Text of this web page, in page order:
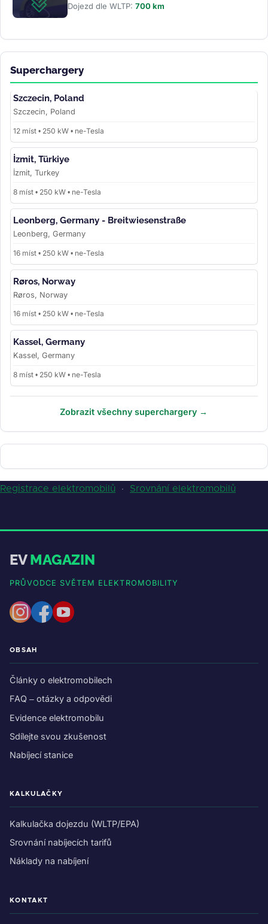
Dojezd dle WLTP: 700 km
Superchargery
Szczecin, Poland
Szczecin, Poland
12 míst • 250 kW • ne-Tesla
İzmit, Türkiye
İzmit, Turkey
8 míst • 250 kW • ne-Tesla
Leonberg, Germany - Breitwiesenstraße
Leonberg, Germany
16 míst • 250 kW • ne-Tesla
Røros, Norway
Røros, Norway
16 míst • 250 kW • ne-Tesla
Kassel, Germany
Kassel, Germany
8 míst • 250 kW • ne-Tesla
Zobrazit všechny superchargery →
Registrace elektromobilů · Srovnání elektromobilů
EVMAGAZIN
PRŮVODCE SVĚTEM ELEKTROMOBILITY
OBSAH
Články o elektromobilech
FAQ – otázky a odpovědi
Evidence elektromobilu
Sdílejte svou zkušenost
Nabíjecí stanice
KALKULAČKY
Kalkulačka dojezdu (WLTP/EPA)
Srovnání nabíjecích tarifů
Náklady na nabíjení
KONTAKT